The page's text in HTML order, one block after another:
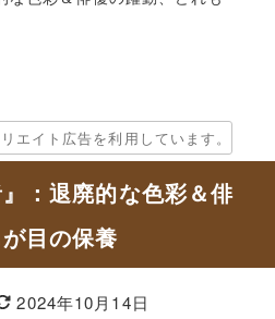
エイト広告を利用しています。
：退廃的な色彩＆俳
目の保養
2024年10月14日